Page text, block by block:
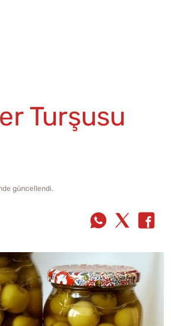
Turşusu
güncellendi.